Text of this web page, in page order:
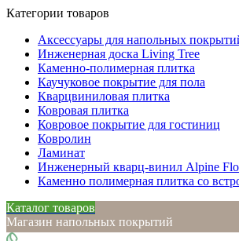
Категории товаров
Аксессуары для напольных
Инженерная доска Living Tree
Каменно-полимерная плитка
Каучуковое покрытие для пола
Кварцвиниловая плитка
Ковровая плитка
Ковровое покрытие для гостиниц
Ковролин
Ламинат
Инженерный кварц-винил Alpine
Каменно полимерная плитка со
Каталог товаров
Магазин напольных покрытий